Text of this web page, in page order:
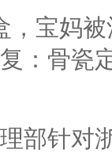
，宝妈
：骨瓷
部针对